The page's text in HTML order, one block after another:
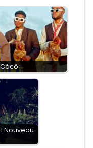
Nouveau